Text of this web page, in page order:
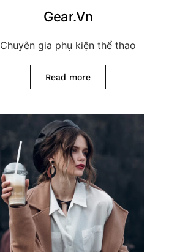
Gear.Vn
Chuyên gia phụ kiện thể thao
Read more